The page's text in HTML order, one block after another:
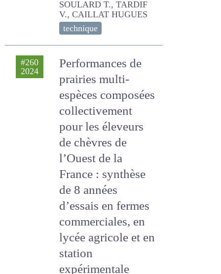
technique
2024
Performances de
espèces
composées
collectivement
pour les éleveurs
de chèvres de
l’Ouest de la France
: synthèse de 8
années d’essais en
fermes
commerciales, en
lycée agricole et en
station
expérimentale